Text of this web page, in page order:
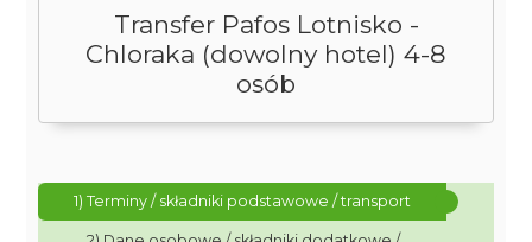
Transfer Pafos Lotnisko -
Chloraka (dowolny hotel) 4-8
osób
1) Terminy / składniki podstawowe / transport